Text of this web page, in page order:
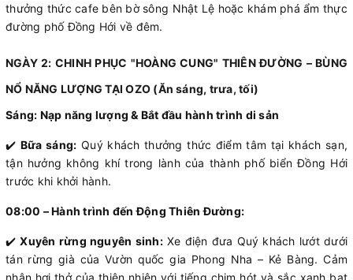
thưởng thức cafe bên bờ sông Nhật Lệ hoặc khám phá ẩm thực
đường phố Đồng Hới về đêm.
NGÀY 2: CHINH PHỤC "HOÀNG CUNG" THIÊN ĐƯỜNG – BÙNG
NỔ NĂNG LƯỢNG TẠI OZO (Ăn sáng, trưa, tối)
Sáng: Nạp năng lượng & Bắt đầu hành trình di sản
✔️ Bữa sáng: Quý khách thưởng thức điểm tâm tại khách sạn,
tận hưởng không khí trong lành của thành phố biển Đồng Hới
trước khi khởi hành.
08:00 – Hành trình đến Động Thiên Đường:
✔️Xuyên rừng nguyên sinh:Xe điện đưa Quý khách lướt dưới
tán rừng già của Vườn quốc gia Phong Nha – Kẻ Bàng. Cảm